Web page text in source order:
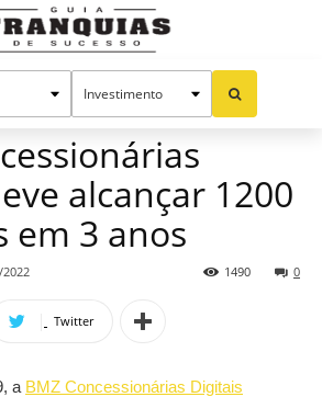
alcançar 1200
em 3 anos
0
1490
Twitter
a BMZ Concessionárias Digitais